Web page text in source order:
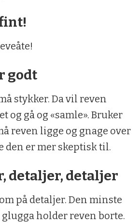
godt
stykker. Da vil reven
og gå og «samle». Bruker
reven ligge og gnage over
den er mer skeptisk til.
detaljer, detaljer
på detaljer. Den minste
holder reven borte.